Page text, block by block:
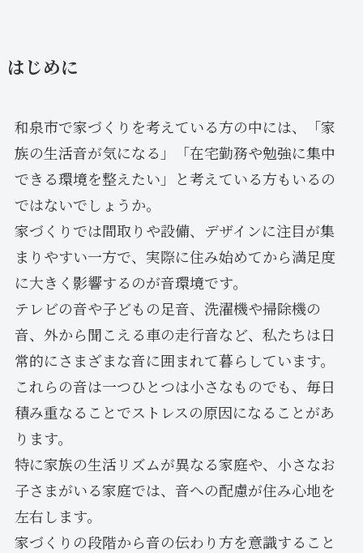
はじめに
和泉市で家づくりを考えている方の中には、「家
族の生活音が気になる」「在宅勤務や勉強に集中
できる環境を整えたい」と考えている方もいるの
ではないでしょうか。
家づくりでは間取りや設備、デザインに注目が集
まりやすい一方で、実際に住み始めてから満足度
に大きく影響するのが音環境です。
テレビの音や子どもの足音、洗濯機や掃除機の
音、外から聞こえる車の走行音など、私たちは日
常的にさまざまな音に囲まれて暮らしています。
これらの音は一つひとつは小さなものでも、毎日
積み重なることでストレスの原因になることがあ
ります。
特に家族の生活リズムが異なる家庭や、小さなお
子さまがいる家庭では、音への配慮が住み心地を
左右します。
家づくりの段階から音の伝わり方を意識すること